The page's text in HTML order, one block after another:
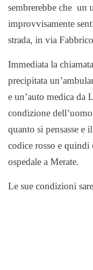
sembrerebbe che un
improvvisamente
strada, in via
Immediata la
precipitata
e un’auto medica da
condizione
quanto si pensasse e
codice rosso e quindi
ospedale a Merate.
Le sue condizioni